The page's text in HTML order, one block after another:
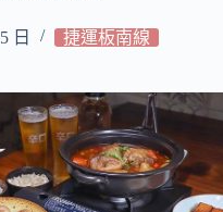
日 捷運板南線